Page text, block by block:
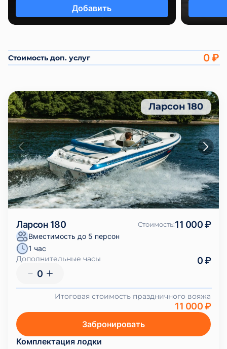
Добавить
Стоимость доп. услуг 0 ₽
Ларсон 180
Ларсон 180 Стоимость:11 000 ₽
Вместимость до 5 персон
1 час
Дополнительные часы
0
0 ₽
Итоговая стоимость праздничного вояжа
11 000 ₽
Забронировать
Комплектация лодки